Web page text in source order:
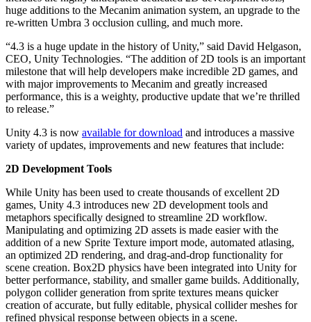
LiveOps
Informations post-lancement et opérations de jeu en direct
Développez
Acquisition de nouveaux joueurs
Faites-vous découvrir et acquérez des utilisateurs mobiles
Gérer IAP entre les magasins et D2C
Monétisation
Faites de la publicité avec Unity
Monétisez avec Unity
Cas d’utilisation
Jeux mobiles
Créez et développez des succès mobiles avec Unity
Jeux indépendants
Lancez de grands jeux avec de petites équipes
Jeux XR
Distribution
Transformer les expériences en magasin en expériences en ligne
Automobile
Stimulez l'innovation et les expériences en voiture
Voir toutes les industries
Informations
Études de cas
Histoires de succès dans le monde réel
Guides des meilleures pratiques
Conseils et astuces d'experts
Démos, échantillons et éléments de base
Toutes les ressources
Blog
Mises à jour, informations et conseils techniques
Actualités
Actualités, histoires et centre de presse
Rejoignez les développeurs, créateurs et initiés
Unity Awards
Célébration des créateurs Unity dans le monde entier
Guides pratiques
Conseils pratiques et meilleures pratiques
Formation
Pour les étudiants
Démarrez votre carrière
Boostez votre enseignement
Licence d'enseignement subventionnée
Certifications
Prouvez votre maîtrise de Unity
huge additions to the Mecanim animation system, an upgrade to the
re-written Umbra 3 occlusion culling, and much more.
“4.3 is a huge update in the history of Unity,” said David Helgason,
CEO, Unity Technologies. “The addition of 2D tools is an important
milestone that will help developers make incredible 2D games, and
with major improvements to Mecanim and greatly increased
performance, this is a weighty, productive update that we’re thrilled
to release.”
Unity 4.3 is now available for download and introduces a massive
variety of updates, improvements and new features that include:
2D Development Tools
While Unity has been used to create thousands of excellent 2D
games, Unity 4.3 introduces new 2D development tools and
metaphors specifically designed to streamline 2D workflow.
Manipulating and optimizing 2D assets is made easier with the
addition of a new Sprite Texture import mode, automated atlasing,
an optimized 2D rendering, and drag-and-drop functionality for
scene creation. Box2D physics have been integrated into Unity for
better performance, stability, and smaller game builds. Additionally,
polygon collider generation from sprite textures means quicker
creation of accurate, but fully editable, physical collider meshes for
refined physical response between objects in a scene.